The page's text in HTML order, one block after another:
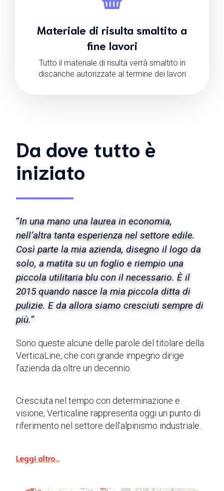
Materiale di risulta smaltito a
fine lavori
Tutto il materiale di risulta verrà smaltito in
discariche autorizzate al termine dei lavori
Da dove tutto è
iniziato
“In una mano una laurea in economia,
nell’altra tanta esperienza nel settore edile.
Così parte la mia azienda, disegno il logo da
solo, a matita su un foglio e riempio una
piccola utilitaria blu con il necessario. È il
2015 quando nasce la mia piccola ditta di
pulizie. E da allora siamo cresciuti sempre di
più.“
Sono queste alcune delle parole del titolare della
VerticaLine, che con grande impegno dirige
l’azienda da oltre un decennio.
Cresciuta nel tempo con determinazione e
visione, Verticaline rappresenta oggi un punto di
riferimento nel settore dell’alpinismo industriale.
Leggi altro…